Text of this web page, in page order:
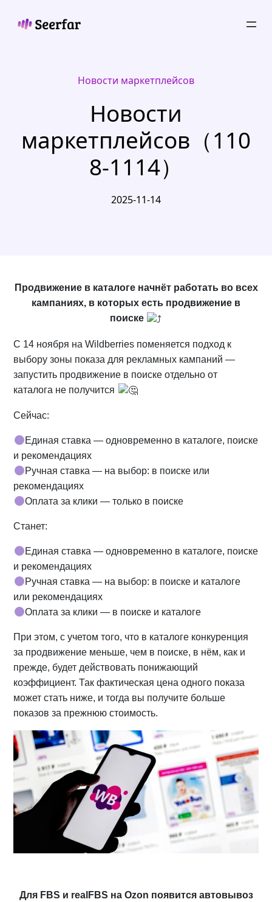
Новости маркетплейсов
Новости
маркетплейсов（110
8-1114）
2025-11-14
Продвижение в каталоге начнёт работать во всех
кампаниях, в которых есть продвижение в
поиске
С 14 ноября на Wildberries поменяется подход к
выбору зоны показа для рекламных кампаний —
запустить продвижение в поиске отдельно от
каталога не получится
Сейчас:
Единая ставка — одновременно в каталоге, поиске
и рекомендациях
Ручная ставка — на выбор: в поиске или
рекомендациях
Оплата за клики — только в поиске
Станет:
Единая ставка — одновременно в каталоге, поиске
и рекомендациях
Ручная ставка — на выбор: в поиске и каталоге
или рекомендациях
Оплата за клики — в поиске и каталоге
При этом, с учетом того, что в каталоге конкуренция
за продвижение меньше, чем в поиске, в нём, как и
прежде, будет действовать понижающий
коэффициент. Так фактическая цена одного показа
может стать ниже, и тогда вы получите больше
показов за прежнюю стоимость.
Для FBS и realFBS на Ozon появится автовывоз